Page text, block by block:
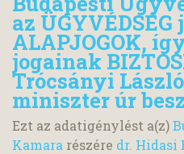
az
ALAPJOGOK,
jogainak
Trócsányi
miniszter úr
Ezt az adatigénylést a(z)
Kamara részére dr. Hidasi